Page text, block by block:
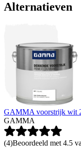
Alternatieven
GAMMA voorstrijk wit
GAMMA
(4)Beoordeeld met 4.5